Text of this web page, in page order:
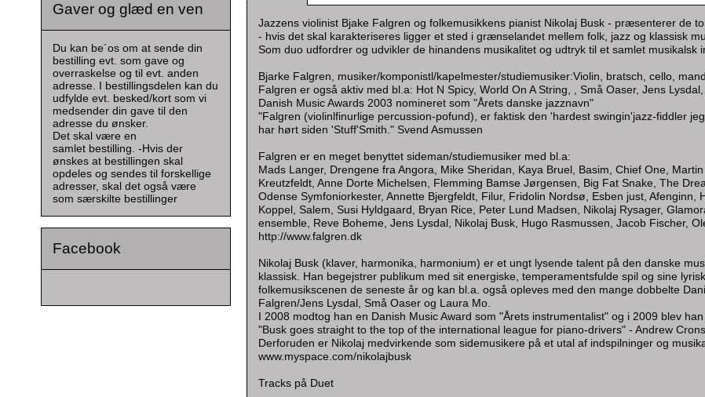
Gaver og glæd en ven
Du kan be´os om at sende din
bestilling evt. som gave og
overraskelse og til evt. anden
adresse. I bestillingsdelen kan du
udfylde evt. besked/kort som vi
medsender din gave til den
adresse du ønsker.
Det skal være en
samlet bestilling. -Hvis der
ønskes at bestillingen skal
opdeles og sendes til forskellige
adresser, skal det også være
som særskilte bestillinger
Facebook
Jazzens violinist Bjake Falgren og folkemusikkens pianist Nikolaj Busk - præsenterer de
- hvis det skal karakteriseres ligger et sted i grænselandet mellem folk, jazz og klassisk
Som duo udfordrer og udvikler de hinandens musikalitet og udtryk til et samlet
Bjarke Falgren, musiker/komponistl/kapelmester/studiemusiker:Violin, bratsch, cello,
Falgren er også aktiv med bl.a: Hot N Spicy, World On A String, , Små Oaser, Jens
Danish Music Awards 2003 nomineret som "Årets danske jazznavn"
"Falgren (violinlfinurlige percussion-pofund), er faktisk den 'hardest swingin'jazz-fiddler jeg
har hørt siden 'Stuff'Smith." Svend Asmussen
Falgren er en meget benyttet sideman/studiemusiker med bl.a:
Mads Langer, Drengene fra Angora, Mike Sheridan, Kaya Bruel, Basim, Chief One,
Kreutzfeldt, Anne Dorte Michelsen, Flemming Bamse Jørgensen, Big Fat Snake, The
Odense Symfoniorkester, Annette Bjergfeldt, Filur, Fridolin Nordsø, Esben just,
Koppel, Salem, Susi Hyldgaard, Bryan Rice, Peter Lund Madsen, Nikolaj Rysager,
ensemble, Reve Boheme, Jens Lysdal, Nikolaj Busk, Hugo Rasmussen, Jacob Fischer,
http://www.falgren.dk
Nikolaj Busk (klaver, harmonika, harmonium) er et ungt lysende talent på den danske
klassisk. Han begejstrer publikum med sit energiske, temperamentsfulde spil og sine
folkemusikscenen de seneste år og kan bl.a. også opleves med den mange dobbelte
Falgren/Jens Lysdal, Små Oaser og Laura Mo.
I 2008 modtog han en Danish Music Award som "Årets instrumentalist" og i 2009 blev
"Busk goes straight to the top of the international league for piano-drivers" - Andrew
Derforuden er Nikolaj medvirkende som sidemusikere på et utal af indspilninger og
www.myspace.com/nikolajbusk
Tracks på Duet